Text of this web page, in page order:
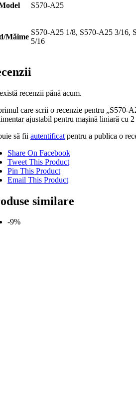
S570-A25
Măime
S570-A25 1/8, S570-A25 3/16,
5/16
recenzii până acum.
care scrii o recenzie pentru „S570-
ajustabil pentru mașină liniară cu 2
să fii autentificat pentru a publica o
Share On Facebook
Tweet This Product
Pin This Product
Email This Product
similare
-9%